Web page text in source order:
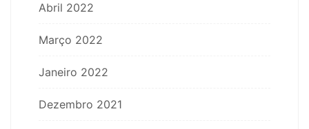
Abril 2022
Março 2022
Janeiro 2022
Dezembro 2021